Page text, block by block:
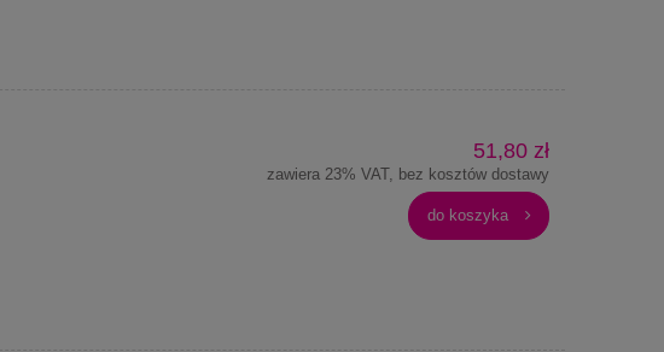
51,80 zł
zawiera 23% VAT, bez kosztów dostawy
do koszyka